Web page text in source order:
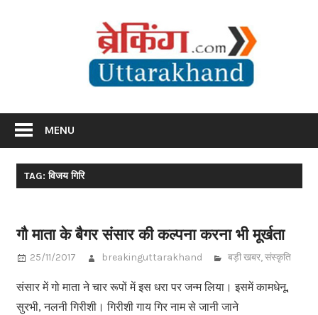
MENU
TAG: विजय गिरि
गौ माता के बैगर संसार की कल्पना करना भी मूर्खता
25/11/2017 breakinguttarakhand बड़ी खबर,संस्कृति
संसार में गो माता ने चार रूपों में इस धरा पर जन्म लिया। इसमें कामधेनू,
सुरभी, नलनी गिरीशी। गिरीशी गाय गिर नाम से जानी जाने